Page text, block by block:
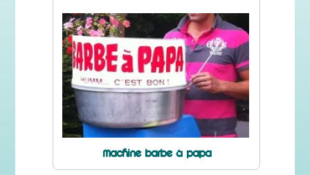
Machine barbe à papa